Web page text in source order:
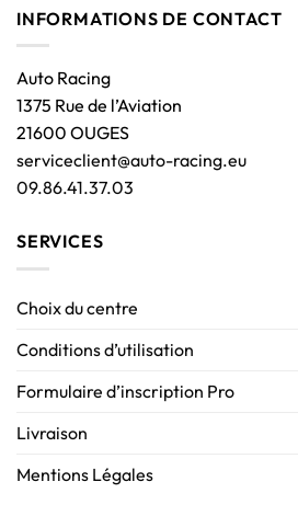
INFORMATIONS DE CONTACT
Auto Racing
1375 Rue de l’Aviation
21600 OUGES
serviceclient@auto-racing.eu
09.86.41.37.03
SERVICES
Choix du centre
Conditions d’utilisation
Formulaire d’inscription Pro
Livraison
Mentions Légales